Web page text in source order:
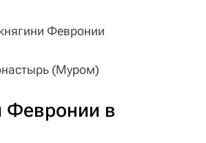
Февронии
(Муром)
Февронии в